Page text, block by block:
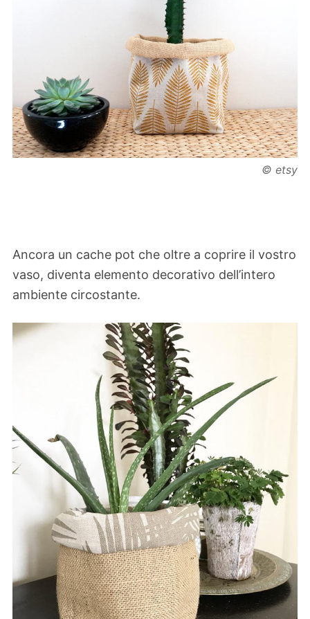
© etsy
Ancora un cache pot che oltre a coprire il vostro
vaso, diventa elemento decorativo dell’intero
ambiente circostante.